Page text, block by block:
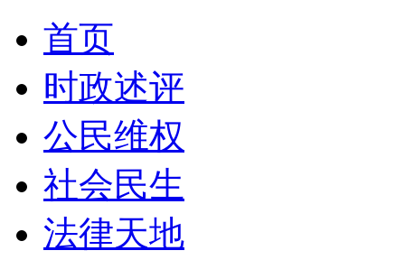
首页
时政述评
公民维权
社会民生
法律天地